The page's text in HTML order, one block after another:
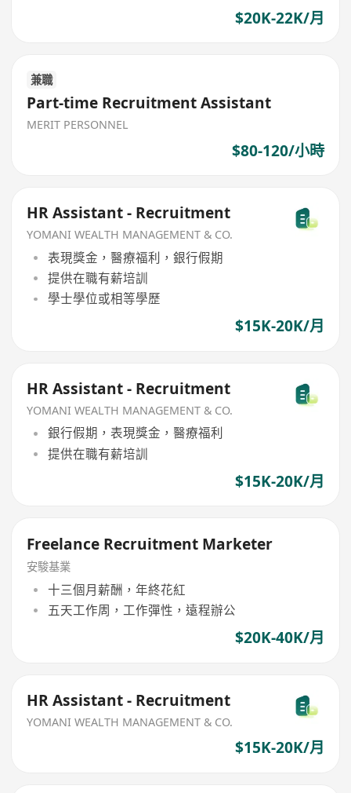
$20K-22K/月
兼職
Part-time Recruitment Assistant
MERIT PERSONNEL
$80-120/小時
HR Assistant - Recruitment
YOMANI WEALTH MANAGEMENT & CO.
表現獎金，醫療福利，銀行假期
提供在職有薪培訓
學士學位或相等學歷
$15K-20K/月
HR Assistant - Recruitment
YOMANI WEALTH MANAGEMENT & CO.
銀行假期，表現獎金，醫療福利
提供在職有薪培訓
$15K-20K/月
Freelance Recruitment Marketer
安駿基業
十三個月薪酬，年終花紅
五天工作周，工作彈性，遠程辦公
$20K-40K/月
HR Assistant - Recruitment
YOMANI WEALTH MANAGEMENT & CO.
$15K-20K/月